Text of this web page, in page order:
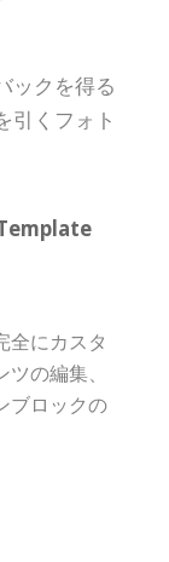
ックを得る
引くフォト
全にカスタ
の編集、
ブロックの